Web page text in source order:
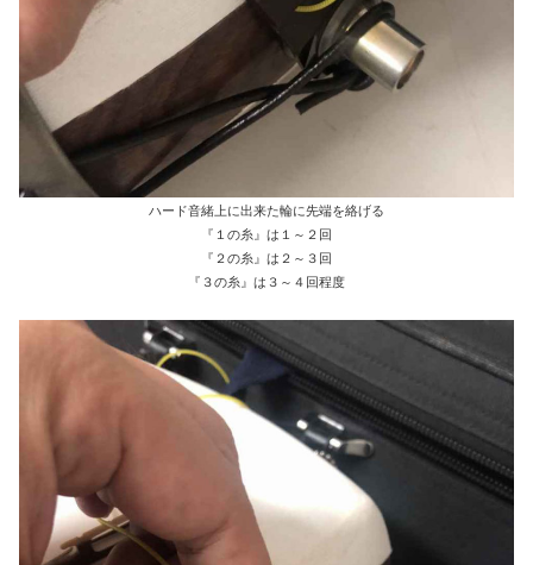
ハード音緒上に出来た輪に先端を絡げる
『１の糸』は１～２回
『２の糸』は２～３回
『３の糸』は３～４回程度